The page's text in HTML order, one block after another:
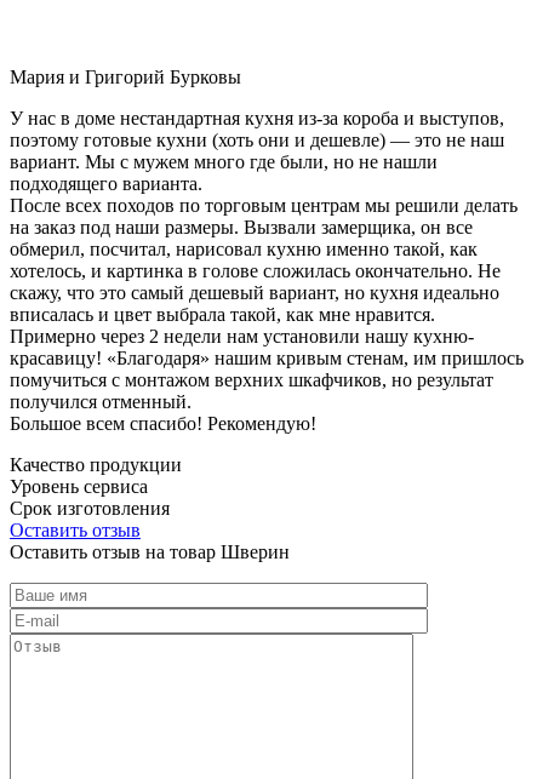
Мария и Григорий Бурковы
У нас в доме нестандартная кухня из-за короба и выступов,
поэтому готовые кухни (хоть они и дешевле) — это не наш
вариант. Мы с мужем много где были, но не нашли
подходящего варианта.
После всех походов по торговым центрам мы решили делать
на заказ под наши размеры. Вызвали замерщика, он все
обмерил, посчитал, нарисовал кухню именно такой, как
хотелось, и картинка в голове сложилась окончательно. Не
скажу, что это самый дешевый вариант, но кухня идеально
вписалась и цвет выбрала такой, как мне нравится.
Примерно через 2 недели нам установили нашу кухню-
красавицу! «Благодаря» нашим кривым стенам, им пришлось
помучиться с монтажом верхних шкафчиков, но результат
получился отменный.
Большое всем спасибо! Рекомендую!
Качество продукции
Уровень сервиса
Срок изготовления
Оставить отзыв
Оставить отзыв на товар Шверин